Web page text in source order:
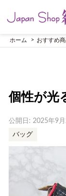
ホーム おすすめ
個性が
公開日: 2025年9月
バッグ